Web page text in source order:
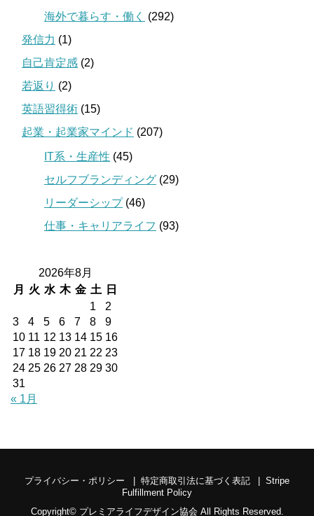
海外で暮らす・働く
(292)
発信力 (1)
自己肯定感 (2)
若返り (2)
英語習得術 (15)
起業・起業家マインド (207)
IT系・生産性 (45)
セルフブランディング (29)
リーダーシップ(46)
仕事・キャリアライフ (93)
2026年8月
月
火 水 木 金 土
日
1
2
3
4 5 6 7 8
9
10 11 12 13 14 15 16
17 18 19 20 21 22 23
24 25 26 27 28 29 30
31
« 1月
プライバシー・ポリシー 特定商取引法に基づく表記
Stripe
Fulfillment Policy
Copyright© プレミアライフデザイン協会 All Rights Reserved.